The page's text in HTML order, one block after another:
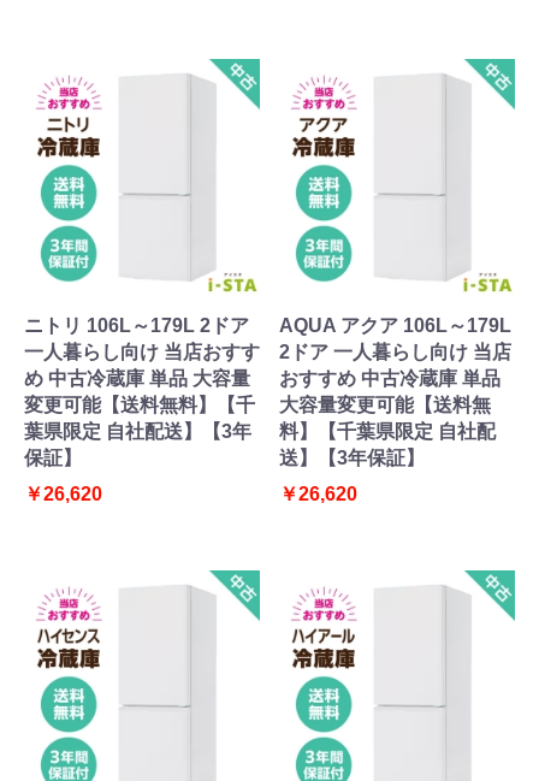
ニトリ 106L～179L 2ドア
一人暮らし向け 当店おすす
め 中古冷蔵庫 単品 大容量
変更可能【送料無料】【千
葉県限定 自社配送】【3年
保証】
￥26,620
AQUA アクア 106L～179L
2ドア 一人暮らし向け 当店
おすすめ 中古冷蔵庫 単品
大容量変更可能【送料無
料】【千葉県限定 自社配
送】【3年保証】
￥26,620